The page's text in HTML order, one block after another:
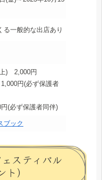
る一般的な出店あり
) 2,000円
円(必ず保護者
(必ず保護者同伴)
ブック
スティバル
）